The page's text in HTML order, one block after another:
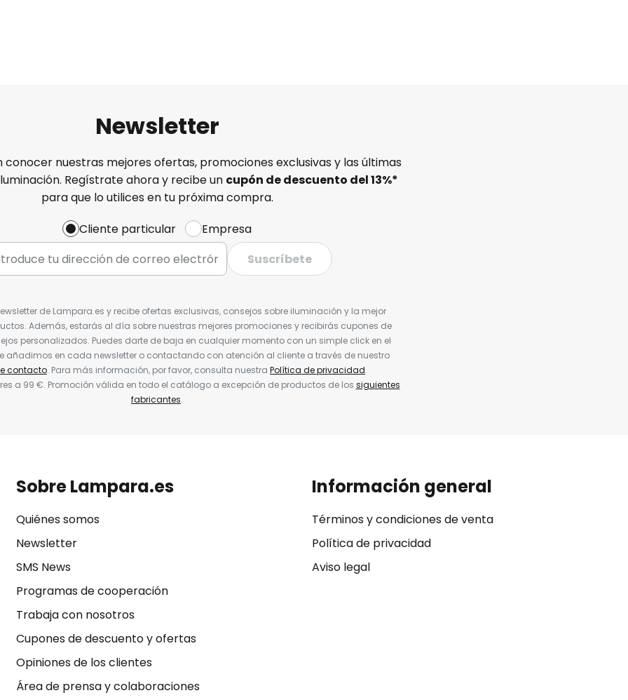
Newsletter
conocer nuestras mejores ofertas, promociones exclusivas y las últimas
Regístrate ahora y recibe un cupón de descuento del13%*
para que lo utilices en tu próxima compra.
Cliente particular
Empresa
Suscríbete
de Lampara.es y recibe ofertas exclusivas, consejos sobre iluminación y la mejor
Además, estarás al día sobre nuestras mejores promociones y recibirás cupones de
personalizados. Puedes darte de baja en cualquier momento con un simple click en el
añadimos en cada newsletter o contactando con atención al cliente a través de nuestro
contacto. Para más información, por favor, consulta nuestra Política de privacidad.
a 99 €. Promoción válida en todo el catálogo a excepción de productos de los siguientes
fabricantes.
Sobre Lampara.es
Quiénes somos
Newsletter
SMS News
Programas de cooperación
Trabaja con nosotros
Cupones de descuento y ofertas
Opiniones de los clientes
Área de prensa y colaboraciones
Información general
Términos y condiciones de venta
Política de privacidad
Aviso legal